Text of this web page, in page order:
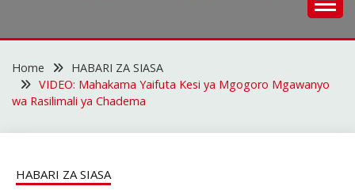
UDAKU SPECIAL
Home
HABARI ZA SIASA
VIDEO: Mahakama Yaifuta Kesi ya Mgogoro Mgawanyo
wa Rasilimali ya Chadema
HABARI ZA SIASA